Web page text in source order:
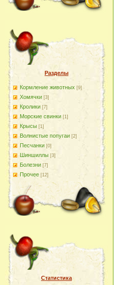
Разделы
Кормление животных [9]
Хомячки [3]
Кролики [7]
Морские свинки [1]
Крысы [1]
Волнистые попугаи [2]
Песчанки [0]
Шиншиллы [3]
Болезни [7]
Прочее [12]
Статистика